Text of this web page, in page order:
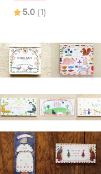
5.0 (1)